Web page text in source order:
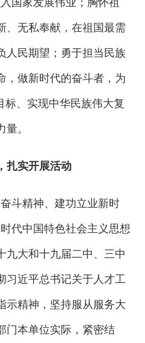
国家发展伟业；胸怀祖
、无私奉献，在祖国最需
人民期望；勇于担当民族
，做新时代的奋斗者，为
标、实现中华民族伟大复
。
扎实开展活动
精神、建功立业新时
代中国特色社会主义思想
九大和十九届二中、三中
习近平总书记关于人才工
示精神，坚持服从服务大
门本单位实际，紧密结